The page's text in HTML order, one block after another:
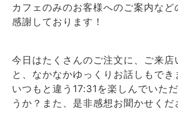
カフェのみのお客様へのご案内など
感謝しております！
今日はたくさんのご注文に、ご来店
と、なかなかゆっくりお話しもでき
いつもと違う17:31を楽しんでいた
うか？また、是非感想お聞かせくだ